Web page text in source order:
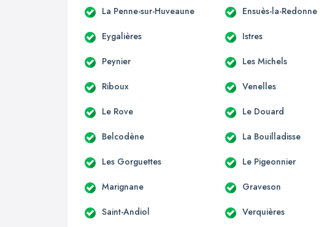
La Penne-sur-Huveaune Ensuès-la-Redonne
Eygalières Istres
Peynier Les Michels
Riboux Venelles
Le Rove Le Douard
Belcodène La Bouilladisse
Les Gorguettes Le Pigeonnier
Marignane Graveson
Saint-Andiol Verquières